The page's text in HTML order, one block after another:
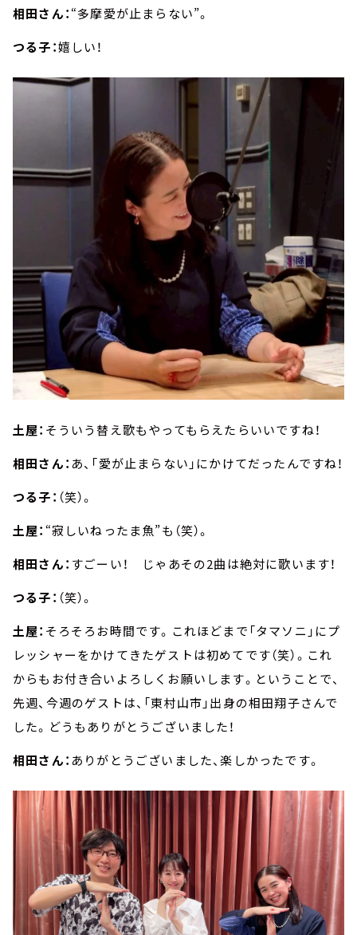
相田さん：“多摩愛が止まらない”。
つる子：嬉しい！
土屋： そういう替え歌もやってもらえたらいいですね！
相田さん： あ、「愛が止まらない」にかけてだったんですね！
つる子： （笑）。
土屋： “寂しいねったま魚”も（笑）。
相田さん： すごーい！ じゃあその2曲は絶対に歌います！
つる子： （笑）。
土屋： そろそろお時間です。これほどまで「タマソニ」にプ
レッシャーをかけてきたゲストは初めてです（笑）。これ
からもお付き合いよろしくお願いします。ということで、
先週、今週のゲストは、「東村山市」出身の相田翔子さんで
した。どうもありがとうございました！
相田さん： ありがとうございました、楽しかったです。